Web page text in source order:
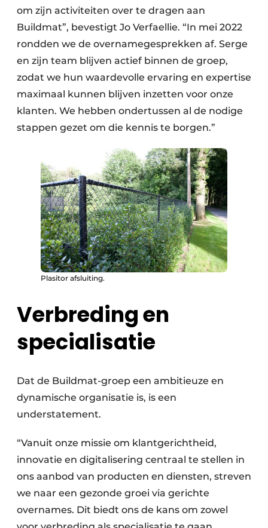
om zijn activiteiten over te dragen aan
Buildmat”, bevestigt Jo Verfaellie. “In mei 2022
rondden we de overnamegesprekken af. Serge
en zijn team blijven actief binnen de groep,
zodat we hun waardevolle ervaring en expertise
maximaal kunnen blijven inzetten voor onze
klanten. We hebben ondertussen al de nodige
stappen gezet om die kennis te borgen.”
Plasitor afsluiting.
Verbreding en
specialisatie
Dat de Buildmat-groep een ambitieuze en
dynamische organisatie is, is een
understatement.
“Vanuit onze missie om klantgerichtheid,
innovatie en digitalisering centraal te stellen in
ons aanbod van producten en diensten, streven
we naar een gezonde groei via gerichte
overnames. Dit biedt ons de kans om zowel